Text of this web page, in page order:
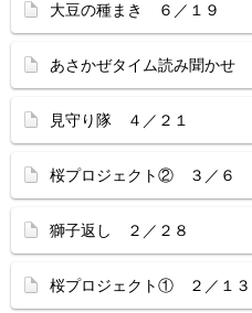
大豆の種まき ６／１９
あさかぜタイム読み聞かせ
見守り隊 ４／２１
桜プロジェクト② ３／６
獅子返し ２／２８
桜プロジェクト① ２／１３